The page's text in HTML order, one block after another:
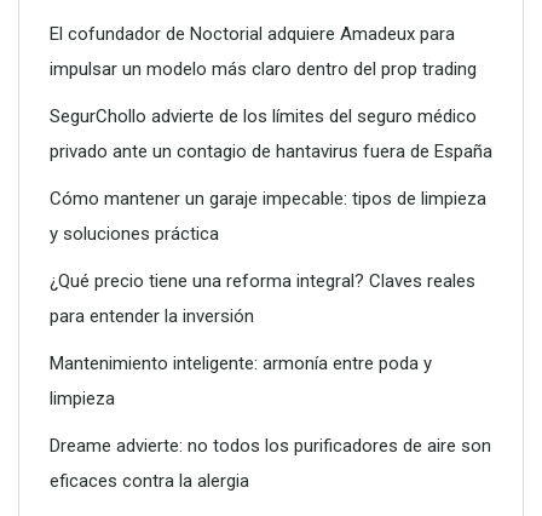
Conoce todos los servicios que puede ofrecerte un vivero
El cofundador de Noctorial adquiere Amadeux para
impulsar un modelo más claro dentro del prop trading
SegurChollo advierte de los límites del seguro médico
privado ante un contagio de hantavirus fuera de España
Cómo mantener un garaje impecable: tipos de limpieza
y soluciones práctica
¿Qué precio tiene una reforma integral? Claves reales
para entender la inversión
Mantenimiento inteligente: armonía entre poda y
limpieza
Dreame advierte: no todos los purificadores de aire son
eficaces contra la alergia